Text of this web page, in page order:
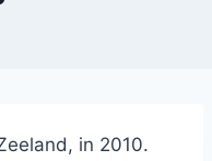
in 2010.